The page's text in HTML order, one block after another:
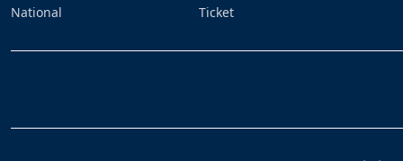
National
Ticket